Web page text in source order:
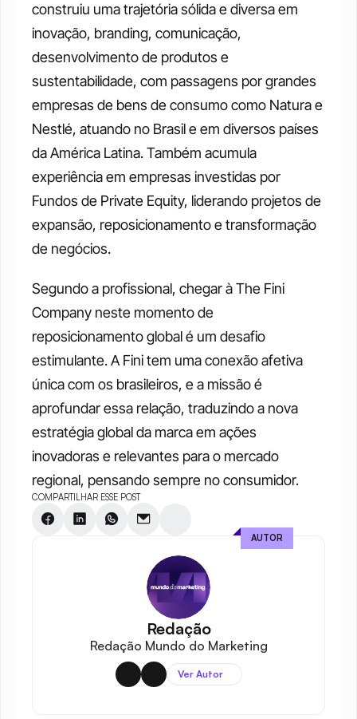
construiu uma trajetória sólida e diversa em
inovação, branding, comunicação,
desenvolvimento de produtos e
sustentabilidade, com passagens por grandes
empresas de bens de consumo como Natura e
Nestlé, atuando no Brasil e em diversos países
da América Latina. Também acumula
experiência em empresas investidas por
Fundos de Private Equity, liderando projetos de
expansão, reposicionamento e transformação
de negócios.
Segundo a profissional, chegar à The Fini
Company neste momento de
reposicionamento global é um desafio
estimulante. A Fini tem uma conexão afetiva
única com os brasileiros, e a missão é
aprofundar essa relação, traduzindo a nova
estratégia global da marca em ações
inovadoras e relevantes para o mercado
regional, pensando sempre no consumidor.
COMPARTILHAR ESSE POST
Redação
Redação Mundo do Marketing
Ver Autor
AUTOR